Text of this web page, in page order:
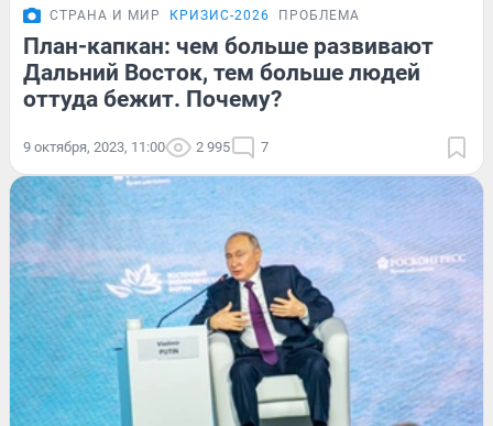
СТРАНА И МИР КРИЗИС-2026 ПРОБЛЕМА
План-капкан: чем больше развивают
Дальний Восток, тем больше людей
оттуда бежит. Почему?
9 октября, 2023, 11:00 2 995 7